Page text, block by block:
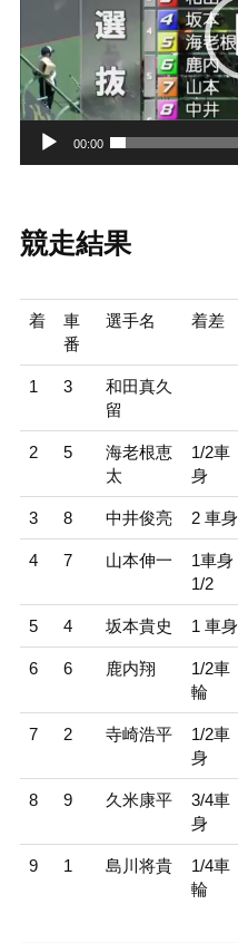
ー
00:00
競走結果
着
車
番
選手名 着差
1 3
和田真久
留
2 5
海老根恵
太
1/2車
身
3 8 中井俊亮 2 車身
4 7 山本伸一
1車身
1/2
5 4 坂本貴史 1 車身
6 6 鹿内翔
1/2車
輪
7 2 寺崎浩平
1/2車
身
8 9 久米康平
3/4車
身
9 1 島川将貴
1/4車
輪